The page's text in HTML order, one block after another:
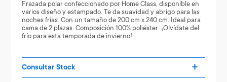
Frazada polar confeccionado por Home Class, disponible en
varios diseño y estampado. Te da suavidad y abrigo para las
noches frías. Con un tamaño de 200 cm x 240 cm. Ideal para
cama de 2 plazas. Composición 100% poliéster. ¡Olvídate del
frío para esta temporada de invierno!
Consultar Stock